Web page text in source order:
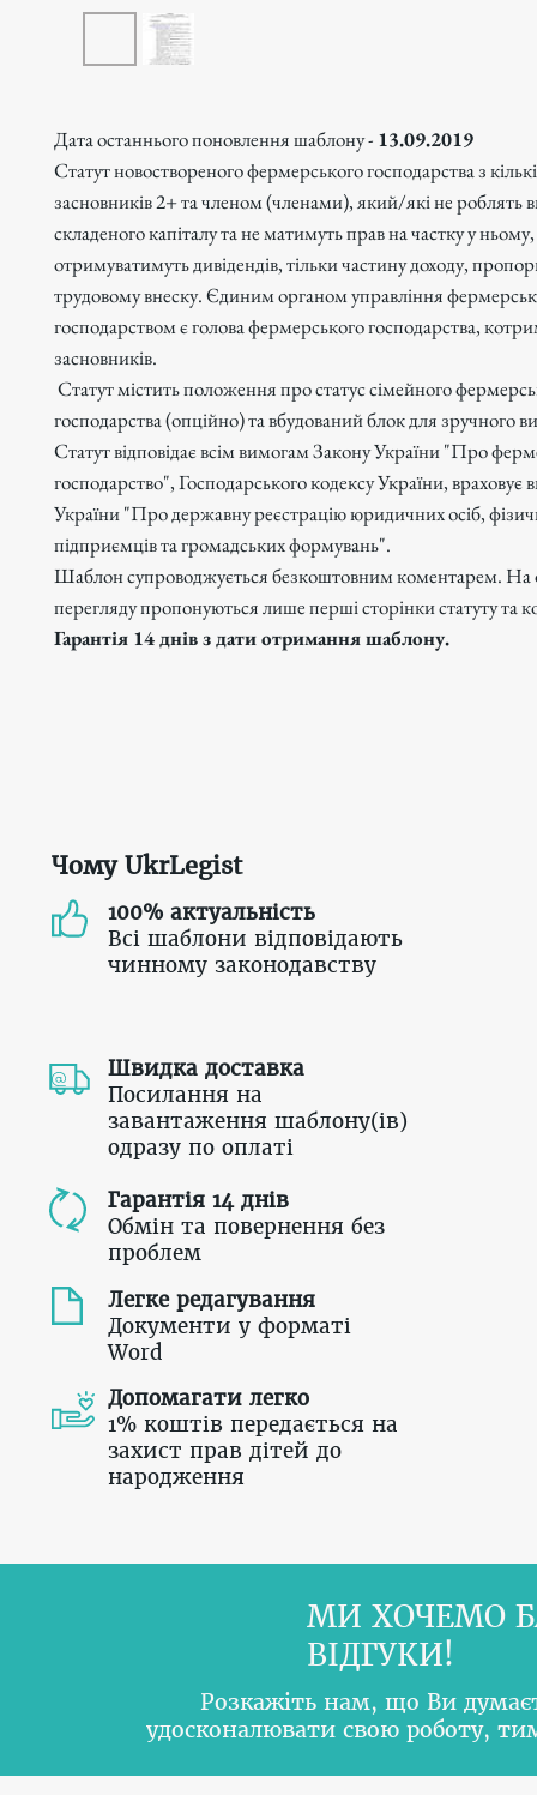
Дата останнього поновлення шаблону - 13.09.2019
Статут новоствореного фермерського господарства з
засновників 2+ та членом (членами), який/які не роблять
складеного капіталу та не матимуть прав на частку у
отримуватимуть дивідендів, тільки частину доходу,
трудовому внеску. Єдиним органом управління
господарством є голова фермерського господарства,
засновників.
Статут містить положення про статус сімейного
господарства (опційно) та вбудований блок для зручного
Статут відповідає всім вимогам Закону України "Про
господарство", Господарського кодексу України, враховує
України "Про державну реєстрацію юридичних осіб,
підприємців та громадських формувань".
Шаблон супроводжується безкоштовним коментарем. На
перегляду пропонуються лише перші сторінки статуту та
Гарантія 14 днів з дати отримання шаблону.
Чому UkrLegist
100% актуальність
Всі шаблони відповідають
чинному законодавству
Швидка доставка
Посилання на
завантаження шаблону(ів)
одразу по оплаті
Гарантія 14 днів
Обмін та повернення без
проблем
Легке редагування
Документи у форматі
Word
Допомагати легко
1% коштів передається на
захист прав дітей до
народження
МИ ХОЧЕМО
ВІДГУКИ!
Розкажіть нам, що Ви
удосконалювати свою роботу,